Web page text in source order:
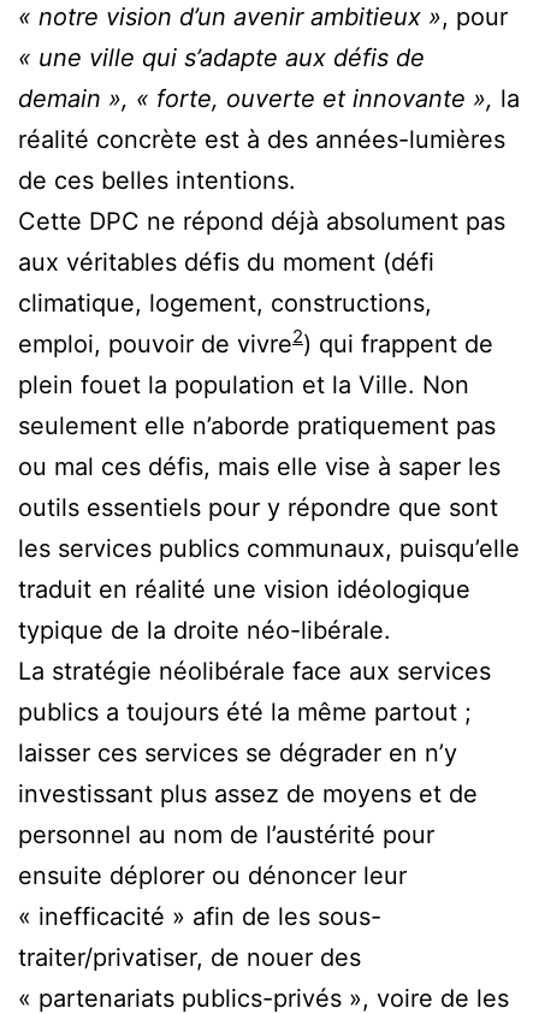
« notre vision d’un avenir ambitieux », pour
« une ville qui s’adapte aux défis de
demain », « forte, ouverte et innovante », la
réalité concrète est à des années-lumières
de ces belles intentions.
Cette DPC ne répond déjà absolument pas
aux véritables défis du moment (défi
climatique, logement, constructions,
emploi, pouvoir de vivre2) qui frappent de
plein fouet la population et la Ville. Non
seulement elle n’aborde pratiquement pas
ou mal ces défis, mais elle vise à saper les
outils essentiels pour y répondre que sont
les services publics communaux, puisqu’elle
traduit en réalité une vision idéologique
typique de la droite néo-libérale.
La stratégie néolibérale face aux services
publics a toujours été la même partout ;
laisser ces services se dégrader en n’y
investissant plus assez de moyens et de
personnel au nom de l’austérité pour
ensuite déplorer ou dénoncer leur
« inefficacité » afin de les sous-
traiter/privatiser, de nouer des
« partenariats publics-privés », voire de les